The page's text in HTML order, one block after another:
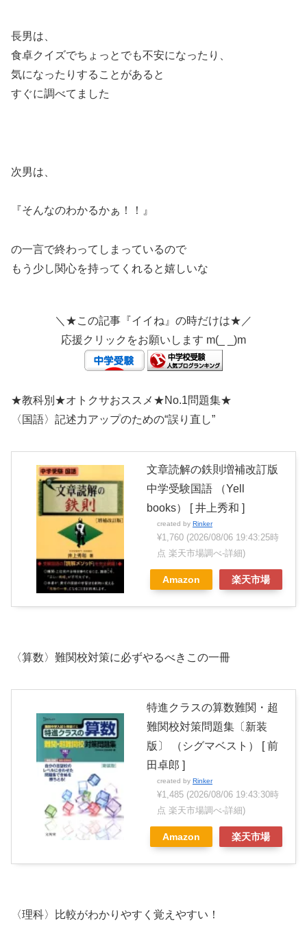
長男は、
食卓クイズでちょっとでも不安になったり、
気になったりすることがあると
すぐに調べてました
次男は、
『そんなのわかるかぁ！！』
の一言で終わってしまっているので
もう少し関心を持ってくれると嬉しいな
＼★この記事『イイね』の時だけは★／
応援クリックをお願いします m(_ _)m
★教科別★オトクサおススメ★No.1問題集★
〈国語〉記述力アップのための“誤り直し”
文章読解の鉄則増補改訂版
中学受験国語 （Yell
books） [ 井上秀和 ]
created by Rinker
¥1,760 (2026/08/06 19:43:25時
点 楽天市場調べ-詳細)
Amazon 楽天市場
〈算数〉難関校対策に必ずやるべきこの一冊
特進クラスの算数難関・超
難関校対策問題集〔新装
版〕 （シグマベスト） [ 前
田卓郎 ]
created by Rinker
¥1,485 (2026/08/06 19:43:30時
点 楽天市場調べ-詳細)
Amazon 楽天市場
〈理科〉比較がわかりやすく覚えやすい！